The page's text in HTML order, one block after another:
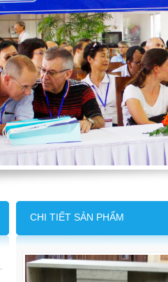
CHI TIẾT SẢN PHẨM